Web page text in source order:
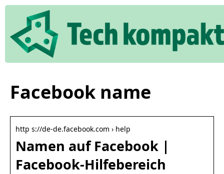
Facebook name
http s://de-de.facebook.com › help
Namen auf Facebook |
Facebook-Hilfebereich